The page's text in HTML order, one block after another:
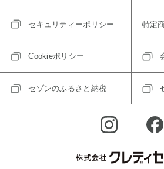
セキュリティーポリシー 特定
Cookieポリシー
セゾンのふるさと納税